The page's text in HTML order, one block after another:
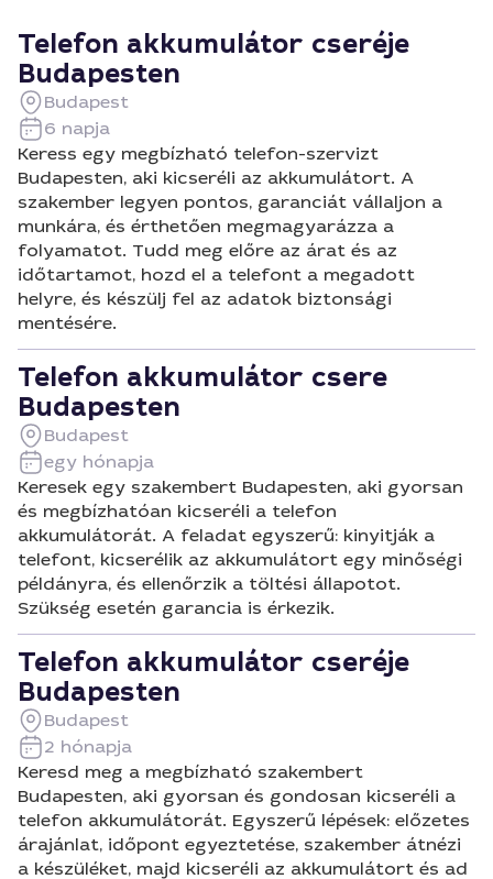
Telefon akkumulátor cseréje
Budapesten
Budapest
6 napja
Keress egy megbízható telefon-szervizt
Budapesten, aki kicseréli az akkumulátort. A
szakember legyen pontos, garanciát vállaljon a
munkára, és érthetően megmagyarázza a
folyamatot. Tudd meg előre az árat és az
időtartamot, hozd el a telefont a megadott
helyre, és készülj fel az adatok biztonsági
mentésére.
Telefon akkumulátor csere
Budapesten
Budapest
egy hónapja
Keresek egy szakembert Budapesten, aki gyorsan
és megbízhatóan kicseréli a telefon
akkumulátorát. A feladat egyszerű: kinyitják a
telefont, kicserélik az akkumulátort egy minőségi
példányra, és ellenőrzik a töltési állapotot.
Szükség esetén garancia is érkezik.
Telefon akkumulátor cseréje
Budapesten
Budapest
2 hónapja
Keresd meg a megbízható szakembert
Budapesten, aki gyorsan és gondosan kicseréli a
telefon akkumulátorát. Egyszerű lépések: előzetes
árajánlat, időpont egyeztetése, szakember átnézi
a készüléket, majd kicseréli az akkumulátort és ad